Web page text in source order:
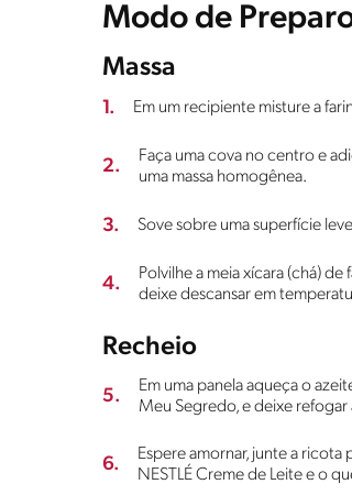
Modo de
Massa
1. Em um recipiente misture a
2.
Faça uma cova no centro e
uma massa homogênea.
3. Sove sobre uma superfície
4.
Polvilhe a meia xícara (chá)
deixe descansar em
Recheio
5.
Em uma panela aqueça o
Meu Segredo, e deixe refogar
6.
Espere amornar, junte a ricota
NESTLÉ Creme de Leite e o